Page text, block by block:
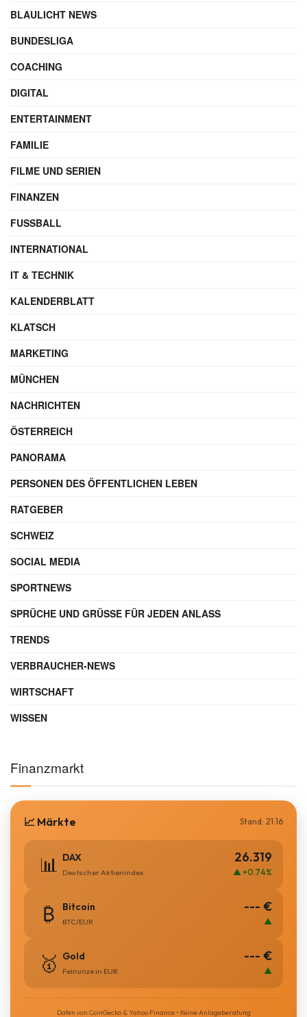
BLAULICHT NEWS
BUNDESLIGA
COACHING
DIGITAL
ENTERTAINMENT
FAMILIE
FILME UND SERIEN
FINANZEN
FUSSBALL
INTERNATIONAL
IT & TECHNIK
KALENDERBLATT
KLATSCH
MARKETING
MÜNCHEN
NACHRICHTEN
ÖSTERREICH
PANORAMA
PERSONEN DES ÖFFENTLICHEN LEBEN
RATGEBER
SCHWEIZ
SOCIAL MEDIA
SPORTNEWS
SPRÜCHE UND GRÜSSE FÜR JEDEN ANLASS
TRENDS
VERBRAUCHER-NEWS
WIRTSCHAFT
WISSEN
Finanzmarkt
📈 Märkte Stand: 21:16
📊 DAX
Deutscher Aktienindex
26.319
▲ +0.74%
₿ Bitcoin
BTC/EUR
--- €
▲
🥇 Gold
Feinunze in EUR
--- €
▲
Daten von CoinGecko & Yahoo Finance • Keine Anlageberatung